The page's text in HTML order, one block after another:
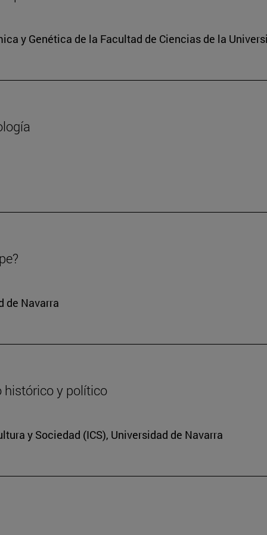
y Genética de la Facultad de Ciencias de la
de Navarra
histórico y político
y Sociedad (ICS), Universidad de Navarra